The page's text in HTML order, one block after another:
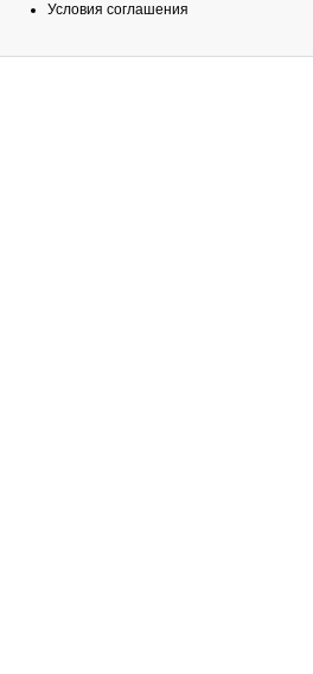
Условия соглашения